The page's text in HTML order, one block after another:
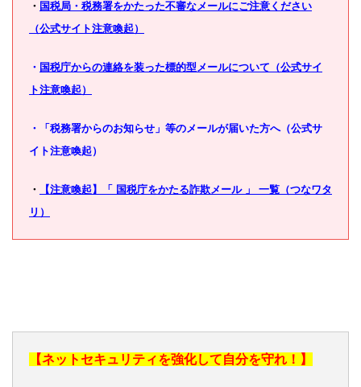
・ 国税局・税務署をかたった不審なメールにご注意ください
（公式サイト注意喚起）
・ 国税庁からの連絡を装った標的型メールについて（公式サイ
ト注意喚起）
・
「税務署からのお知らせ」等のメールが届いた方へ（公式サ
イト注意喚起）
・
【注意喚起】「 国税庁をかたる詐欺メール 」 一覧（つなワタ
リ）
【ネットセキュリティを強化して自分を守れ！】